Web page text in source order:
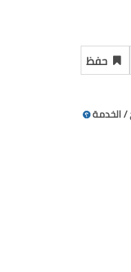
حفظ
/ الخدمة